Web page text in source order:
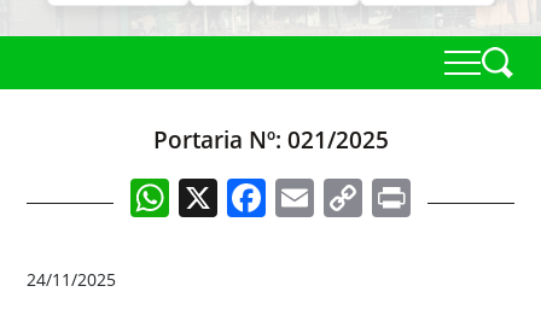
Portaria Nº: 021/2025
WhatsApp
X Facebook
EmailCopyPrint
24/11/2025